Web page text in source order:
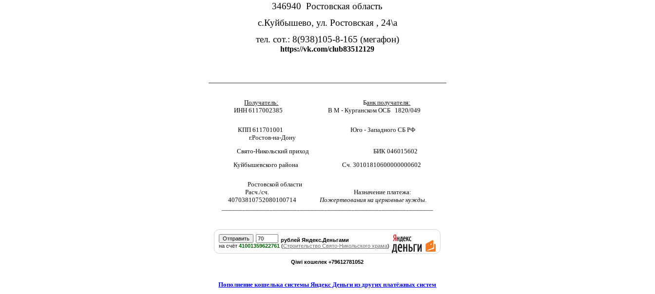
346940 Ростовская область
с.Куйбышево, ул. Ростовская , 24\а
тел. cот.: 8(938)105-8-165 (мегафон)
https://vk.com/club83512129
Получатель: Банк получателя:
ИНН 6117002385
В М - Курганском ОСБ 1820/049
КПП 611701001
Юго - Западного СБ РФ
г.Ростов-на-Дону
Свято-Никольский приход
БИК 046015602
Куйбышевского района
Сч. 30101810600000000602
Ростовской области
Расч./сч. Назначение платежа:
40703810752080100714
Пожертвования на церковные нужды.
рублей Яндекс.Деньгами
на счёт41001359622761 (Строительство Свято-Никольского храма)
Qiwiкошелек +79612781052
Пополнение кошелька системы Яндекс Деньги из других платёжных систем